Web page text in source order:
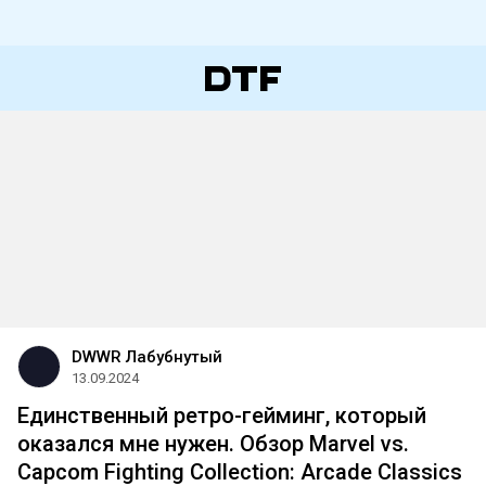
DWWR Лабубнутый
13.09.2024
Единственный ретро-гейминг, который
оказался мне нужен. Обзор Marvel vs.
Capcom Fighting Collection: Arcade Classics